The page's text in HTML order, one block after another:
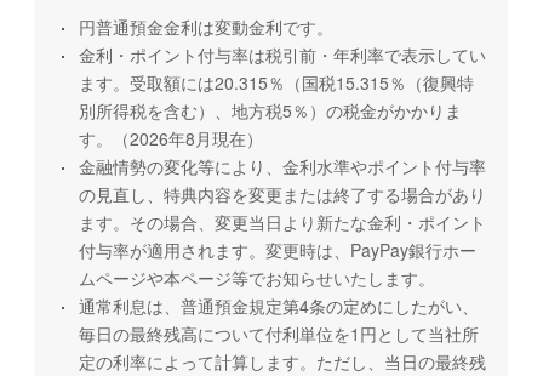
円普通預金金利は変動金利です。
金利・ポイント付与率は税引前・年利率で表示してい
ます。受取額には20.315％（国税15.315％（復興特
別所得税を含む）、地方税5％）の税金がかかりま
す。（2026年8月現在）
金融情勢の変化等により、金利水準やポイント付与率
の見直し、特典内容を変更または終了する場合があり
ます。その場合、変更当日より新たな金利・ポイント
付与率が適用されます。変更時は、PayPay銀行ホー
ムページや本ページ等でお知らせいたします。
通常利息は、普通預金規定第4条の定めにしたがい、
毎日の最終残高について付利単位を1円として当社所
定の利率によって計算します。ただし、当日の最終残